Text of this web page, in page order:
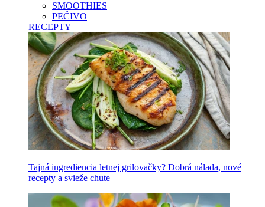
SMOOTHIES
PEČIVO
RECEPTY
Tajná ingrediencia letnej grilovačky? Dobrá nálada, nové
recepty a svieže chute